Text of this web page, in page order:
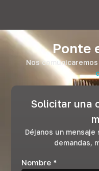
Ponte
Nos
Solicitar una
Déjanos un
demandas,
Nombre *